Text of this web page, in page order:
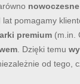
nowoczesne
pomagamy
premium (m.in.
. Dzięki temu
od tego,